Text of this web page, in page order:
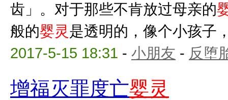
齿」。对于那些不肯放过母亲的
般的婴灵是透明的，像个小孩子
2017-5-15 18:31 - 小朋友 - 反堕
增福灭罪度亡婴灵